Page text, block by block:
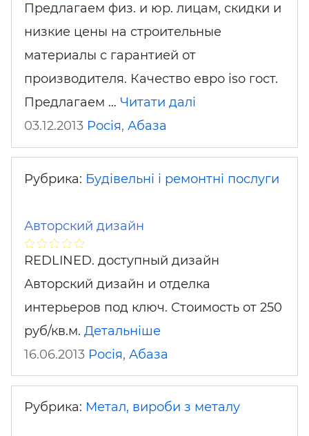
Предлагаем физ. и юр. лицам, скидки и
низкие цены на строительные
материалы с гарантией от
производителя. Качество евро iso гост.
Предлагаем … Читати далі
03.12.2013 Росія, Абаза
Рубрика: Будівельні і ремонтні послуги
Авторский дизайн
REDLINED. доступный дизайн
Авторский дизайн и отделка
интерьеров под ключ. Стоимость от 250
руб/кв.м. Детальніше
16.06.2013 Росія, Абаза
Рубрика: Метал, вироби з металу